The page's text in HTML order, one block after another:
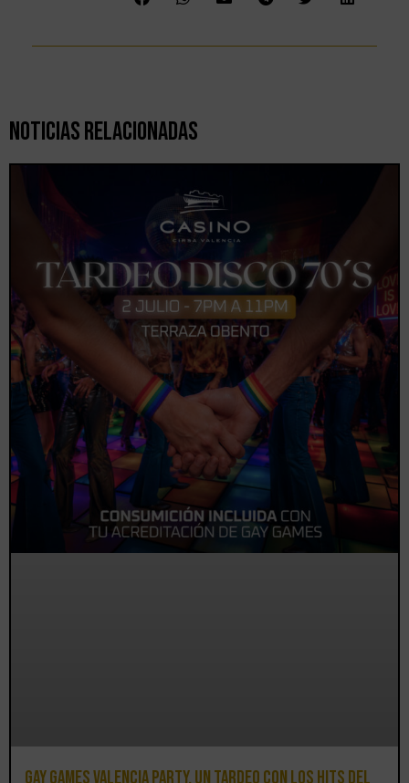
Noticias Relacionadas
Gay Games Valencia Party, un tardeo con los hits del